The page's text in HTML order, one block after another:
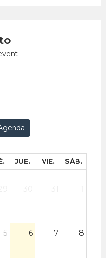
JUE. VIE. SÁB.
1
5 6 7 8